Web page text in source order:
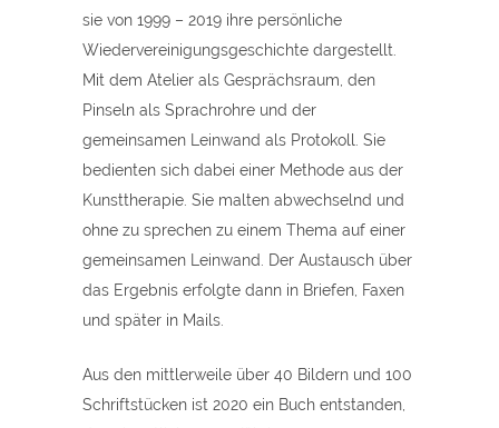
sie von 1999 – 2019 ihre persönliche
Wiedervereinigungsgeschichte dargestellt.
Mit dem Atelier als Gesprächsraum, den
Pinseln als Sprachrohre und der
gemeinsamen Leinwand als Protokoll. Sie
bedienten sich dabei einer Methode aus der
Kunsttherapie. Sie malten abwechselnd und
ohne zu sprechen zu einem Thema auf einer
gemeinsamen Leinwand. Der Austausch über
das Ergebnis erfolgte dann in Briefen, Faxen
und später in Mails.
Aus den mittlerweile über 40 Bildern und 100
Schriftstücken ist 2020 ein Buch entstanden,